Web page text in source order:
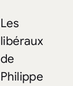
Les
libéraux
de
Philippe